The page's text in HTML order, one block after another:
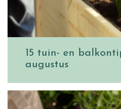
15 tuin- en
augustus